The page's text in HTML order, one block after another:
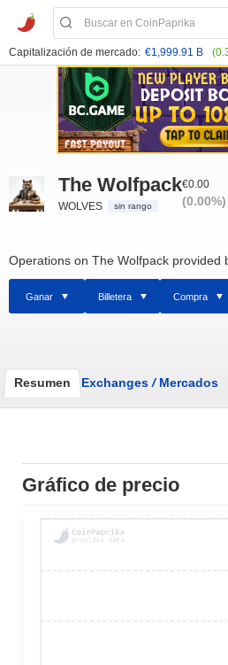
Capitalización de mercado: €1,999.91 B
The Wolfpack
WOLVES sin rango
€0.00
(0.00%)
Operations on The Wolfpack provided
Ganar Billetera Compra
Resumen Exchanges /Mercados
Gráfico de precio